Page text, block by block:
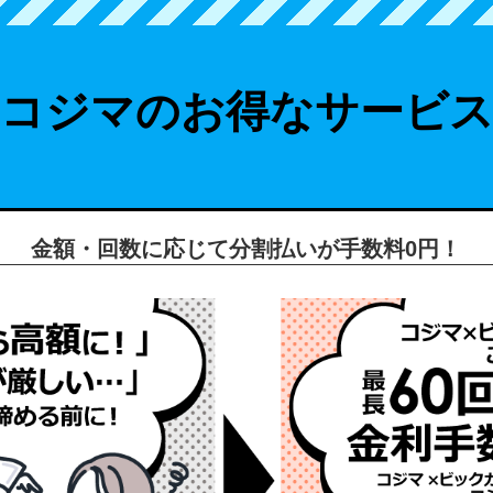
ジマのお得なサービ
金額・回数に応じて分割払いが手数料0円！